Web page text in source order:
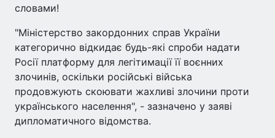
словами!
"Міністерство закордонних справ України
категорично відкидає будь-які спроби надати
Росії платформу для легітимації її воєнних
злочинів, оскільки російські війська
продовжують скоювати жахливі злочини проти
українського населення", - зазначено у заяві
дипломатичного відомства.